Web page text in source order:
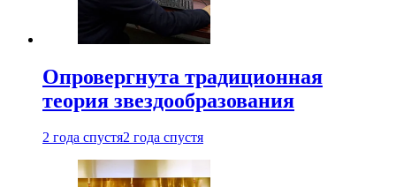
Опровергнута традиционная
теория звездообразования
2 года спустя2 года спустя